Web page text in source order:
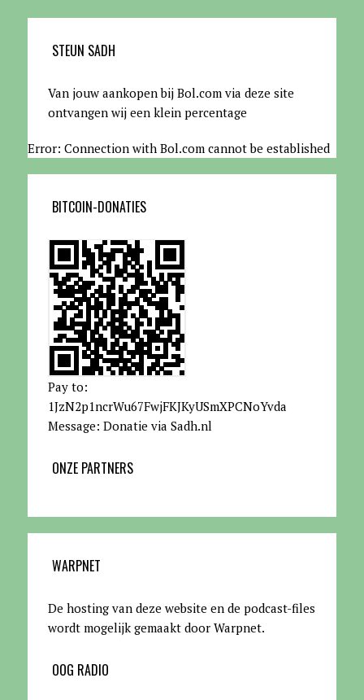
STEUN SADH
Van jouw aankopen bij Bol.com via deze site
ontvangen wij een klein percentage
Error: Connection with Bol.com cannot be established
BITCOIN-DONATIES
Pay to:
1JzN2p1ncrWu67FwjFKJKyUSmXPCNoYvda
Message: Donatie via Sadh.nl
ONZE PARTNERS
WARPNET
De hosting van deze website en de podcast-files
wordt mogelijk gemaakt door Warpnet.
OOG RADIO